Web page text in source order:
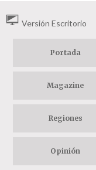
Versión Escritorio
Portada
Magazine
Regiones
Opinión